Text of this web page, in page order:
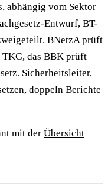
abhängig vom Sektor
Entwurf, BT-
BNetzA prüft
TKG, das BBK prüft
Sicherheitsleiter,
doppeln Berichte
mit der Übersicht